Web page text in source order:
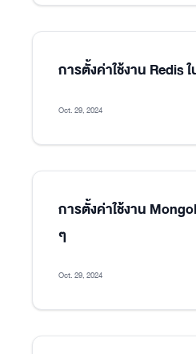
การตั้งค่าใช้งาน Redis
Oct. 29, 2024
การตั้งค่าใช้งาน
ๆ
Oct. 29, 2024